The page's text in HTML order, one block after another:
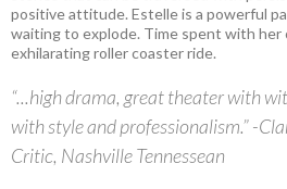
positive attitude. Estelle is a powerful
waiting to explode. Time spent with her
exhilarating roller coaster ride.
“...high drama, great theater with
with style and professionalism.” -
Critic, Nashville Tennessean